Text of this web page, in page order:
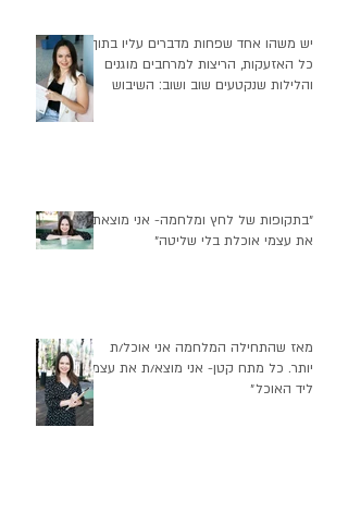
יש משהו אחד שפחות מדברים עליו בתוך
כל האזעקות, הריצות למרחבים מוגנים
והלילות שנקטעים שוב ושוב: השיבוש
״בתקופות של לחץ ומלחמה- אני מוצאת
את עצמי אוכלת בלי שליטה״
מאז שהתחילה המלחמה אני אוכל/ת
יותר. כל מתח קטן- אני מוצא/ת את עצמי
ליד האוכל״